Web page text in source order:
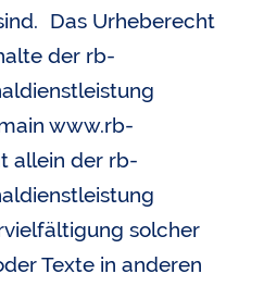
Das Urheberecht
der rb-
www.rb-
allein der rb-
solcher
Texte in anderen